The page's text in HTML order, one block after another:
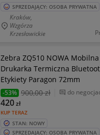
SPRZEDAJĄCY: OSOBA PRYWATNA
Kraków,
Wzgórza
Krzesławickie
Zebra ZQ510 NOWA Mobilna
Drukarka Termiczna
Etykiety Paragon 72mm
-53% 900,00 zł do
KUP TERAZ
420zł
STAN: NOWY
SPRZEDAJĄCY: OSOBA PRYWATNA